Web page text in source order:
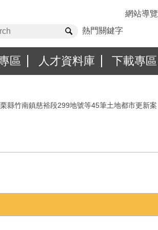
網站導覽
熱門關鍵字
區 人才資料庫 下載專區
縣竹南鎮慈裕段299地號等45筆土地都市更新案